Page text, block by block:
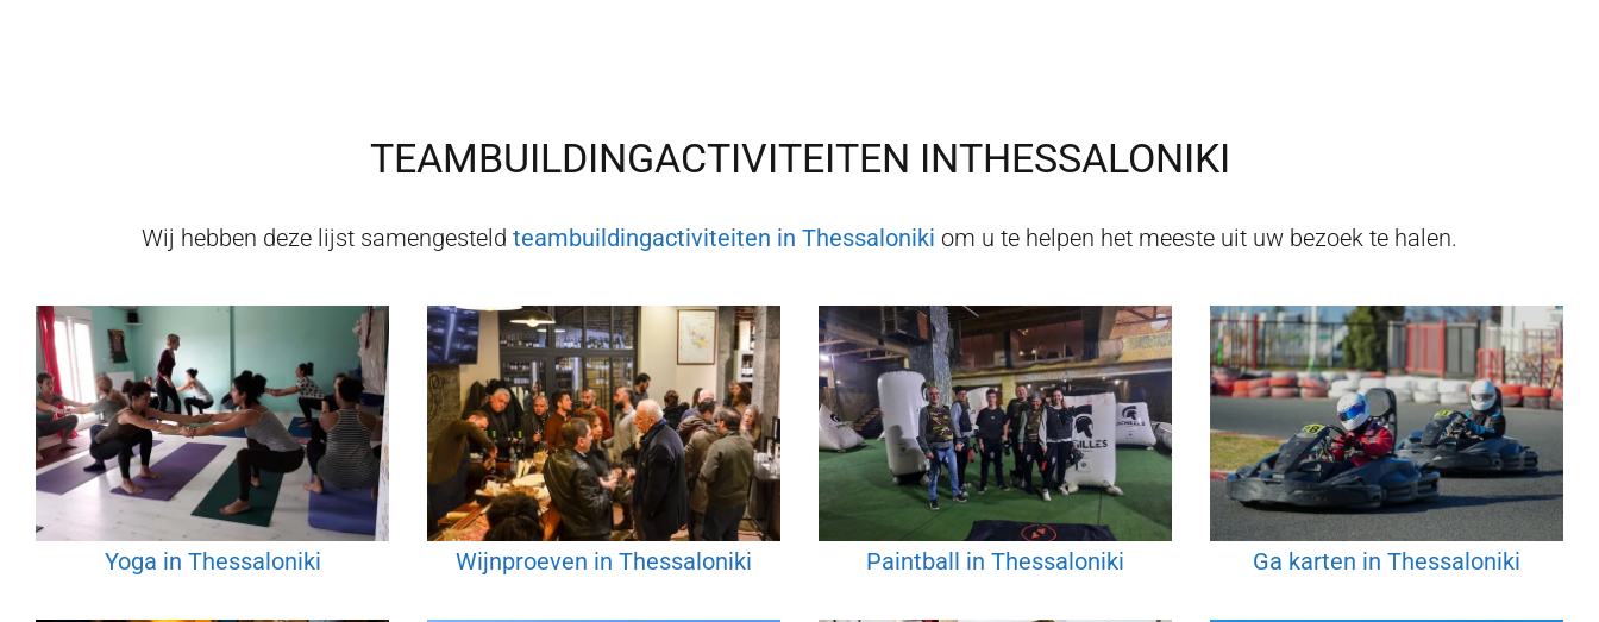
TEAMBUILDINGACTIVITEITEN INTHESSALONIKI
Wij hebben deze lijst samengesteld teambuildingactiviteiten in Thessaloniki om u te helpen het meeste uit uw bezoek te halen.
Yoga in Thessaloniki Wijnproeven in Thessaloniki Paintball in Thessaloniki Ga karten in Thessaloniki